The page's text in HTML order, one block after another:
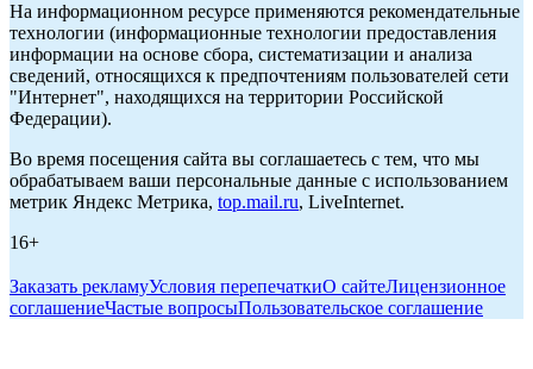
На информационном ресурсе применяются рекомендательные
технологии (информационные технологии предоставления
информации на основе сбора, систематизации и анализа
сведений, относящихся к предпочтениям пользователей сети
"Интернет", находящихся на территории Российской
Федерации).
Во время посещения сайта вы соглашаетесь с тем, что мы
обрабатываем ваши персональные данные с использованием
метрик Яндекс Метрика, top.mail.ru, LiveInternet.
16+
Заказать рекламуУсловия перепечаткиО сайтеЛицензионное
соглашениеЧастые вопросыПользовательское соглашение